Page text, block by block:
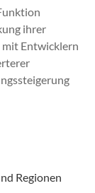
ihrer
mit Entwicklern
Regionen